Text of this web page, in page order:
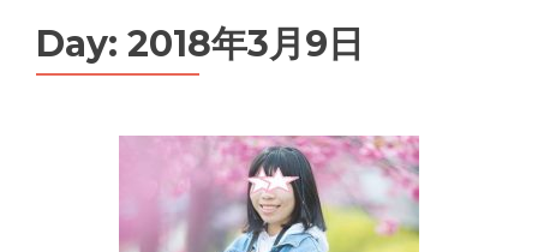
Day: 2018年3月9日